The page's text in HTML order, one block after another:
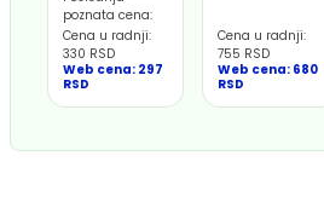
poznata cena:
Cena u radnji:
330 RSD
Web cena: 297
RSD
Cena u radnji:
755 RSD
Web cena: 680
RSD